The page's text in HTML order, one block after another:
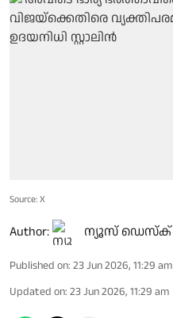
Source: X
Author: ന്യൂസ് ഡെസ്ക്
Published on: 23 Jun 2026, 11:29 am
Updated on: 23 Jun 2026, 11:29 am